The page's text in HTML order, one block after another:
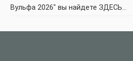
Вульфа 2026" вы найдете ЗДЕСЬ…